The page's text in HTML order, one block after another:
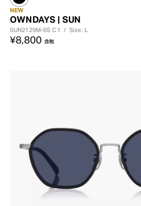
NEW
OWNDAYS | SUN
SUN2129M-6SC1 / Size: L
¥8,800 含稅